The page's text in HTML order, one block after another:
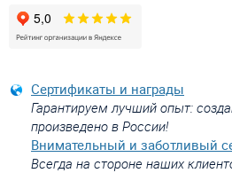
Сертификаты и награды
Гарантируем лучший опыт:
произведено в России!
Внимательный и заботливый
Всегда на стороне наших